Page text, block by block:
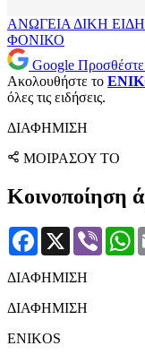
ΑΝΩΓΕΙΑ ΔΙΚΗ
ΦΟΝΙΚΟ
Google
Ακολουθήστε το
όλες τις ειδήσεις.
ΔΙΑΦΗΜΙΣΗ
ΜΟΙΡΑΣΟΥ ΤΟ
Κοινοποίηση
Facebook
X Viber
ΔΙΑΦΗΜΙΣΗ
ΔΙΑΦΗΜΙΣΗ
ENIKOS